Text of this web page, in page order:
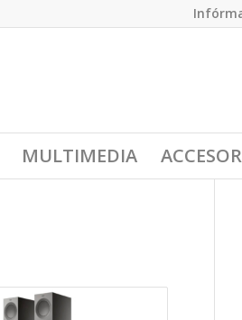
MULTIMEDIA